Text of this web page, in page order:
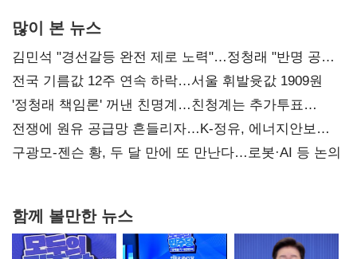
많이 본 뉴스
김민석 "경선갈등 완전 제로 노력"…정청래 "반명 공세
사과부터"
전국 기름값 12주 연속 하락…서울 휘발윳값 1909원
'정청래 책임론' 꺼낸 친명계…친청계는 추가투표
때리기
전쟁에 원유 공급망 흔들리자…K-정유, 에너지안보
핵심으로 재부상
구광모-젠슨 황, 두 달 만에 또 만난다…로봇·AI 등 논의
함께 볼만한 뉴스